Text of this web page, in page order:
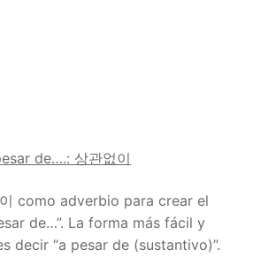
de….: 상관없이
como adverbio para crear el
de…”. La forma más fácil y
decir “a pesar de (sustantivo)”.